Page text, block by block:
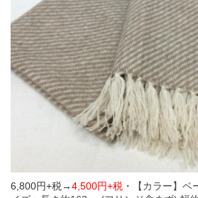
6,800円+税→4,500円+税 ・ 【カラー】ベ